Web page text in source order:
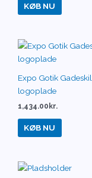
KØB NU
Expo Gotik
logoplade
1,434.00 kr.
KØB NU